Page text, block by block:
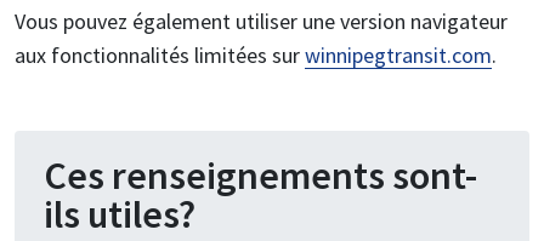
Vous pouvez également utiliser une version navigateur
aux fonctionnalités limitées surwinnipegtransit.com.
Ces renseignements sont-
ils utiles?